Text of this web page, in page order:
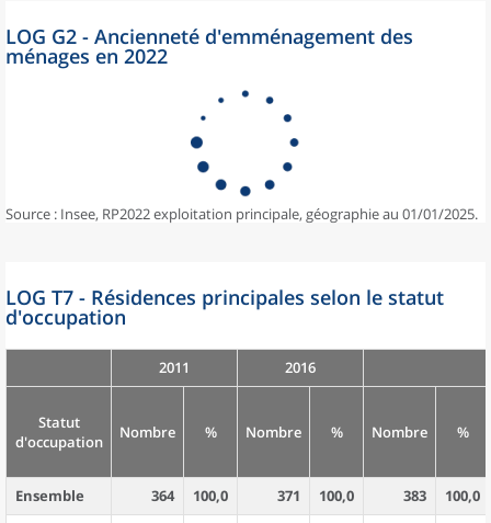
LOG G2 - Ancienneté d'emménagement des
ménages en 2022
Source : Insee, RP2022 exploitation principale, géographie au 01/01/2025.
LOG T7 - Résidences principales selon le statut
d'occupation
2011 2016
Statut
d'occupation
Nombre % Nombre % Nombre %
Ensemble 364 100,0 371 100,0 383
100,0